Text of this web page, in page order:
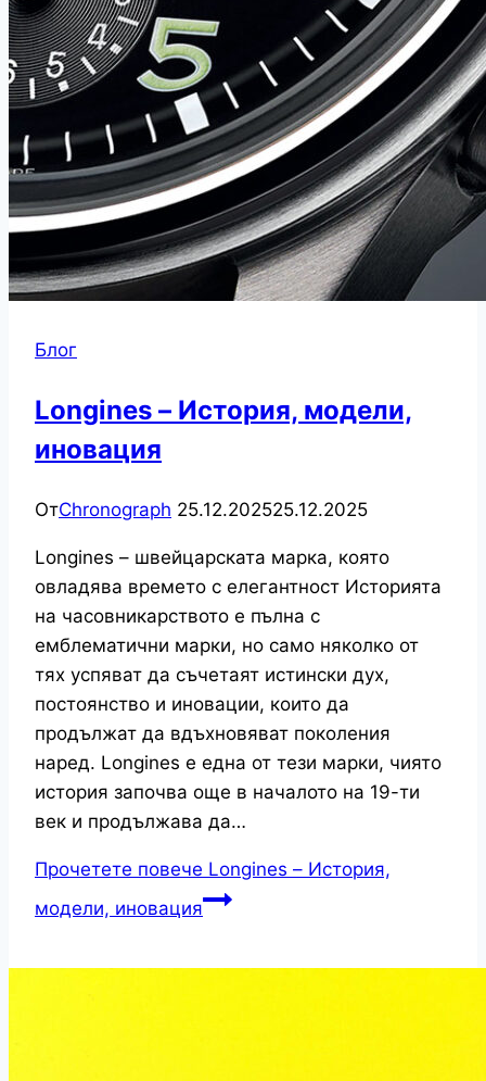
Блог
Longines – История, модели,
иновация
ОтChronograph 25.12.202525.12.2025
Longines – швейцарската марка, която
овладява времето с елегантност Историята
на часовникарството е пълна с
емблематични марки, но само няколко от
тях успяват да съчетаят истински дух,
постоянство и иновации, които да
продължат да вдъхновяват поколения
наред. Longines е една от тези марки, чиято
история започва още в началото на 19-ти
век и продължава да…
Прочетете повече Longines – История,
модели, иновация